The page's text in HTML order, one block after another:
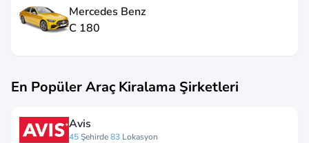
Mercedes Benz
C 180
En Popüler Araç Kiralama Şirketleri
Avis
45Şehirde83 Lokasyon